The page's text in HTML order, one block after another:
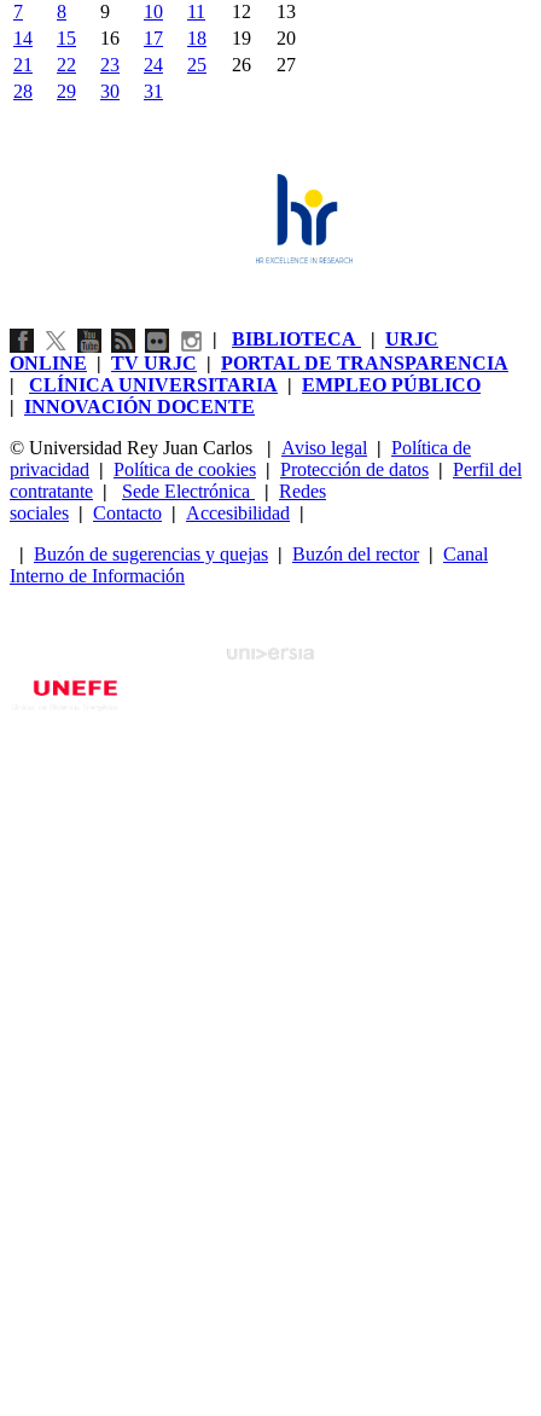
7
8 9 10 11 12
13
14
15 16 17 18 19
20
21
22 23 24 25 26
27
28
29 30 31
| BIBLIOTECA | URJC
ONLINE | TV URJC | PORTAL DE TRANSPARENCIA
| CLÍNICA UNIVERSITARIA | EMPLEO PÚBLICO
| INNOVACIÓN DOCENTE
© Universidad Rey Juan Carlos
| Aviso legal | Política de
privacidad | Política de cookies | Protección de datos | Perfil del
contratante | Sede Electrónica | Redes
sociales | Contacto | Accesibilidad |
| Buzón de sugerencias y quejas | Buzón del rector| Canal
Interno de Información